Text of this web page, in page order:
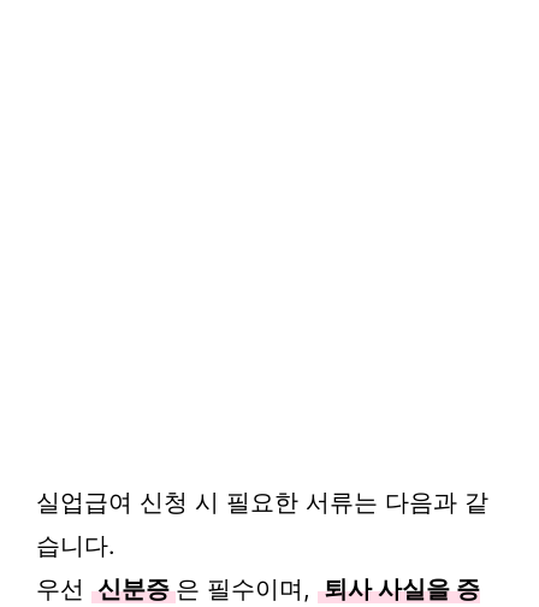
실업급여 신청 시 필요한 서류는 다음과 같
습니다.
우선 신분증 은 필수이며, 퇴사 사실을 증